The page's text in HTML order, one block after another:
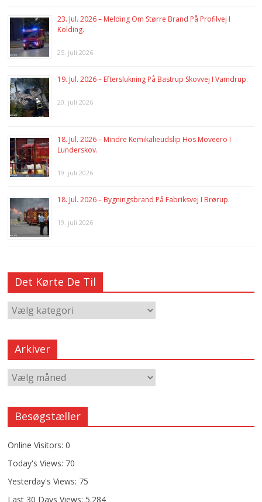
23. Jul. 2026 – Melding Om Større Brand På Profilvej I
Kolding.
25. juli 2026
19. Jul. 2026 – Efterslukning På Bastrup Skovvej I Vamdrup.
20. juli 2026
18. Jul. 2026 – Mindre Kemikalieudslip Hos Moveero I
Lunderskov.
19. juli 2026
18. Jul. 2026 – Bygningsbrand På Fabriksvej I Brørup.
19. juli 2026
Det Kørte De Til
Arkiver
Besøgstæller
Online Visitors:0
Today's Views: 70
Yesterday's Views: 75
Last 30 Days Views: 5.284